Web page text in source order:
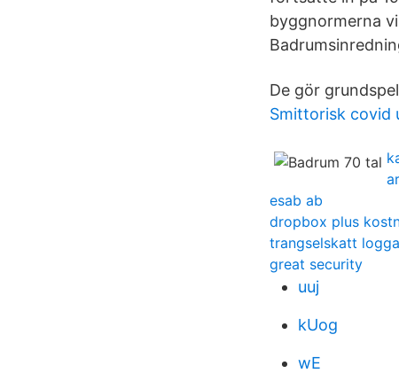
byggnormerna
De gör
Smittorisk covid
esab ab
dropbox plus
trangselskatt
great security
uuj
kUog
wE